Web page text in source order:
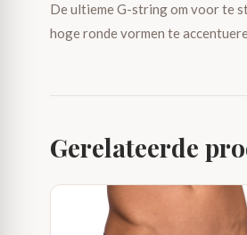
De ultieme G-string om voor te
hoge ronde vormen te
Gerelateerde